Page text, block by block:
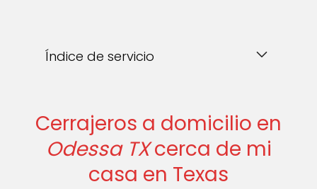
Índice de servicio
Cerrajeros a domicilio en
Odessa TXcerca de mi
casa en Texas